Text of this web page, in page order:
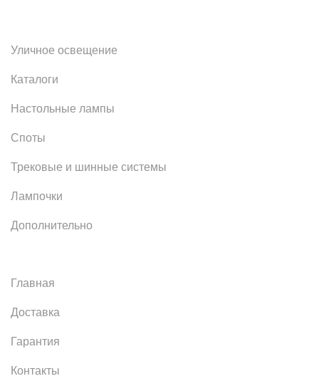
Уличное освещение
Каталоги
Настольные лампы
Споты
Трековые и шинные системы
Лампочки
Дополнительно
Главная
Доставка
Гарантия
Контакты